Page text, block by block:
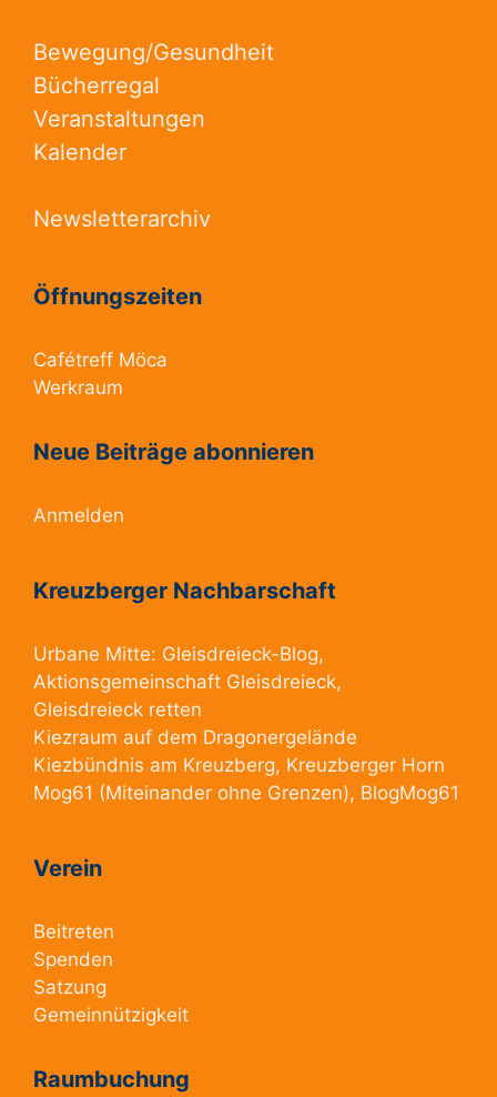
Bewegung/Gesundheit
Bücherregal
Veranstaltungen
Kalender
Newsletterarchiv
Öffnungszeiten
Cafétreff Möca
Werkraum
Neue Beiträge abonnieren
Anmelden
Kreuzberger Nachbarschaft
Urbane Mitte: Gleisdreieck-Blog,
Aktionsgemeinschaft Gleisdreieck,
Gleisdreieck retten
Kiezraum auf dem Dragonergelände
Kiezbündnis am Kreuzberg, Kreuzberger Horn
Mog61 (Miteinander ohne Grenzen), BlogMog61
Verein
Beitreten
Spenden
Satzung
Gemeinnützigkeit
Raumbuchung